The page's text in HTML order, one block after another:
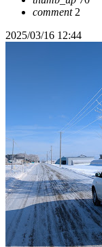
comment2
2025/03/16 12:44